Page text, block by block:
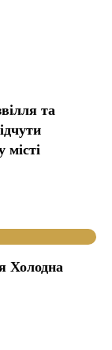
та
місті
Холодна